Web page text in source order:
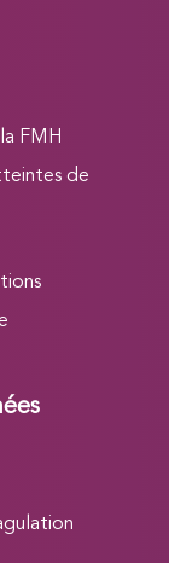
FMH
de